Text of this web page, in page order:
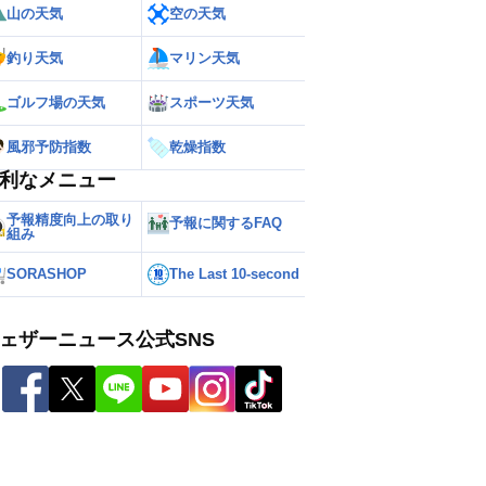
山の天気 空の天気
釣り天気 マリン天気
ゴルフ場の天気 スポーツ天気
風邪予防指数 乾燥指数
なメニュー
予報精度向上の取り
組み
予報に関するFAQ
SORASHOP The Last 10-second
ザーニュース公式SNS